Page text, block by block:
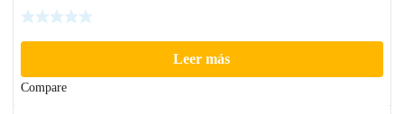
Leer más
Compare